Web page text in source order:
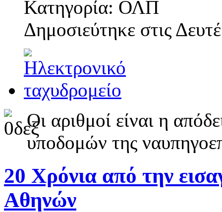
Κατηγορία: ΟΛΠ
Δημοσιεύτηκε στις
Οι αριθμοί είναι η
υποδομών της
20 Χρόνια από την
Αθηνών